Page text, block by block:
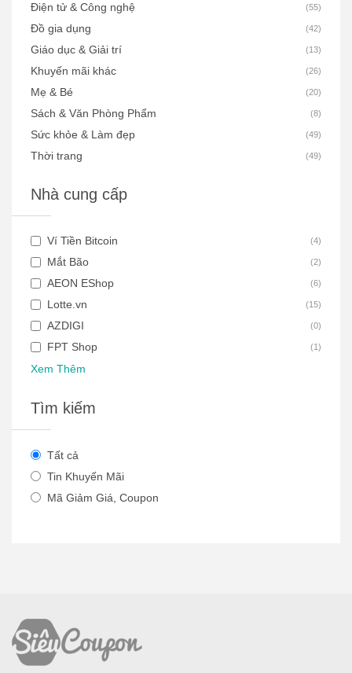
Điện tử & Công nghệ (55)
Đồ gia dụng (42)
Giáo dục & Giải trí (13)
Khuyến mãi khác (26)
Mẹ & Bé (20)
Sách & Văn Phòng Phẩm (8)
Sức khỏe & Làm đẹp (49)
Thời trang (49)
Nhà cung cấp
Ví Tiền Bitcoin (4)
Mắt Bão (2)
AEON EShop (6)
Lotte.vn (15)
AZDIGI (0)
FPT Shop (1 )
Xem Thêm
Tìm kiếm
Tất cả
Tin Khuyến Mãi
Mã Giảm Giá, Coupon